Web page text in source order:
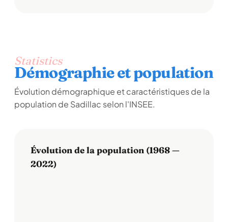
Statistics
Démographie et population
Évolution démographique et caractéristiques de la
population de Sadillac selon l'INSEE.
Évolution de la population (1968 —
2022)